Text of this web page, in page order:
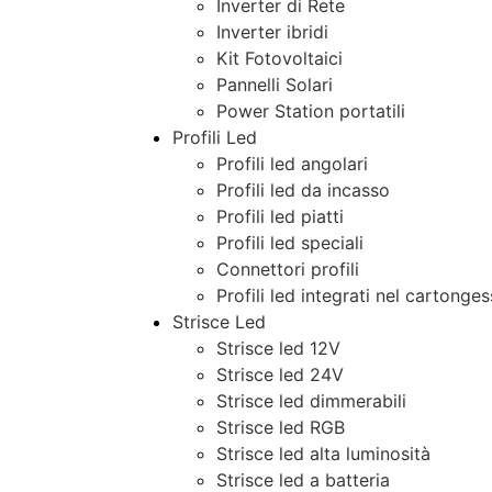
Inverter di Rete
Inverter ibridi
Kit Fotovoltaici
Pannelli Solari
Power Station portatili
Profili Led
Profili led angolari
Profili led da incasso
Profili led piatti
Profili led speciali
Connettori profili
Profili led integrati nel
Strisce Led
Strisce led 12V
Strisce led 24V
Strisce led dimmerabili
Strisce led RGB
Strisce led alta luminosità
Strisce led a batteria